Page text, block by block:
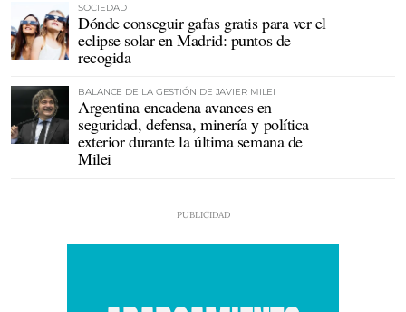
SOCIEDAD
Dónde conseguir gafas gratis para ver el
eclipse solar en Madrid: puntos de
recogida
BALANCE DE LA GESTIÓN DE JAVIER MILEI
Argentina encadena avances en
seguridad, defensa, minería y política
exterior durante la última semana de
Milei